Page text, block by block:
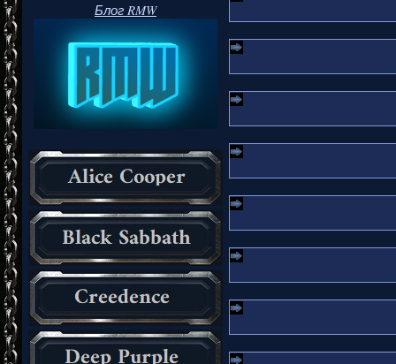
Блог RMW